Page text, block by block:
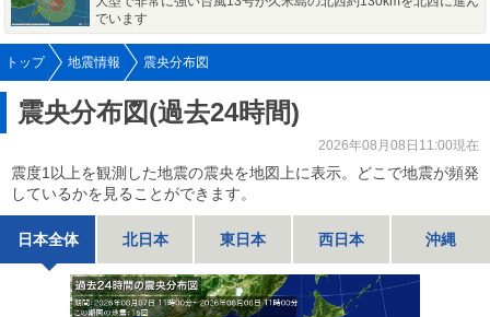
でいます
トップ 地震情報 震央分布図
震央分布図(過去24時間)
2026年08月08日11:00現在
震度1以上を観測した地震の震央を地図上に表示。どこで地震が頻発
しているかを見ることができます。
日本全体 北日本 東日本 西日本 沖縄